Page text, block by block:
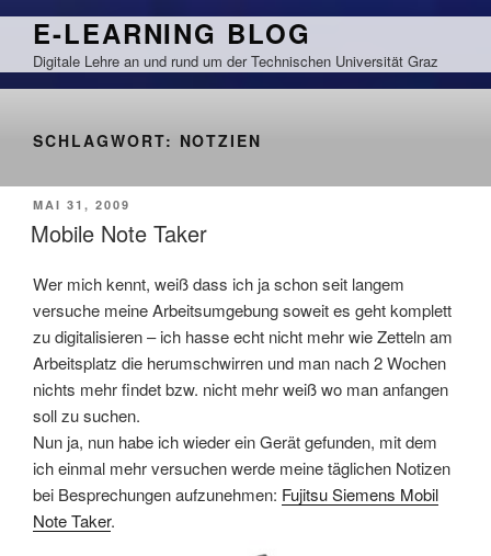
Zum
springen
E-LEARNING BLOG
Digitale Lehre an und rund um der Technischen Universität Graz
SCHLAGWORT: NOTZIEN
VERÖFFENTLICHT
AM
MAI 31, 2009
Mobile Note Taker
Wer mich kennt, weiß dass ich ja schon seit langem
versuche meine Arbeitsumgebung soweit es geht komplett
zu digitalisieren – ich hasse echt nicht mehr wie Zetteln am
Arbeitsplatz die herumschwirren und man nach 2 Wochen
nichts mehr findet bzw. nicht mehr weiß wo man anfangen
soll zu suchen.
Nun ja, nun habe ich wieder ein Gerät gefunden, mit dem
ich einmal mehr versuchen werde meine täglichen Notizen
bei Besprechungen aufzunehmen: Fujitsu Siemens Mobil
Note Taker.